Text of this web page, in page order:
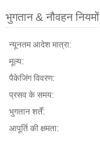
भुगतान & नौवहन नियमों
न्यूनतम आदेश मात्रा:
मूल्य:
पैकेजिंग विवरण:
प्रसव के समय:
भुगतान शर्तें:
आपूर्ति की क्षमता: